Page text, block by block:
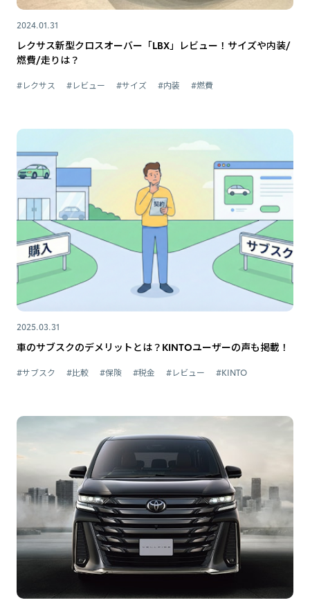
2024.01.31
レクサス新型クロスオーバー「LBX」レビュー！サイズや内装/
燃費/走りは？
#レクサス #レビュー #サイズ #内装 #燃費
2025.03.31
車のサブスクのデメリットとは？KINTOユーザーの声も掲載！
#サブスク #比較 #保険 #税金 #レビュー #KINTO